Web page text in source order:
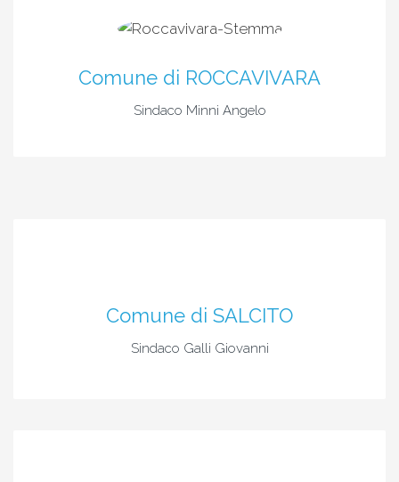
Comune di ROCCAVIVARA
Sindaco Minni Angelo
Comune di SALCITO
Sindaco Galli Giovanni